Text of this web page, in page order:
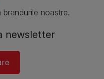
noastre.
newsletter